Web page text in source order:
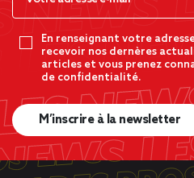
En renseignant votre
recevoir nos dernères
articles et vous prenez
de confidentialité.
M’inscrire à la newsletter